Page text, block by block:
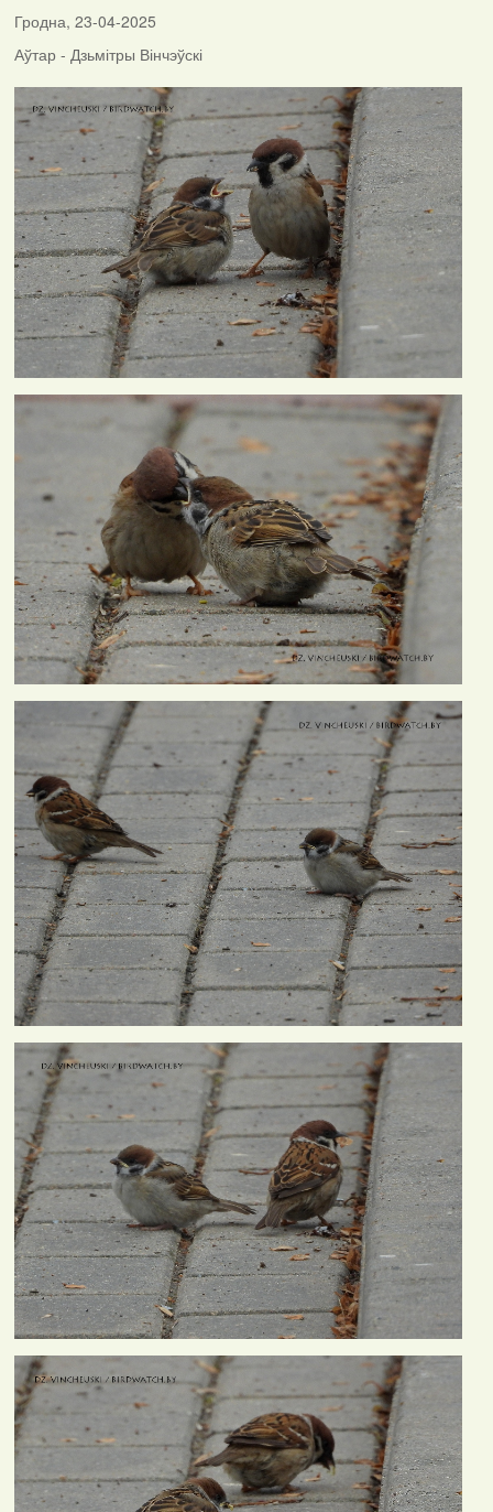
Гродна, 23-04-2025
Аўтар - Дзьмітры Вінчэўскі